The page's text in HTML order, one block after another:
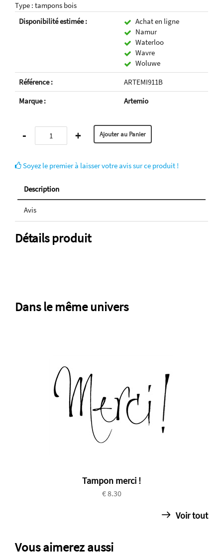
Type : tampons bois
Disponibilité estimée :
Achat en ligne
Namur
Waterloo
Wavre
Woluwe
Référence :
ARTEMI911B
Marque :
Artemio
- +
Soyez le premier à laisser votre avis sur ce produit !
Description
Avis
Détails produit
Dans le même univers
Tampon merci !
€ 8.30
Voir tout
Vous aimerez aussi